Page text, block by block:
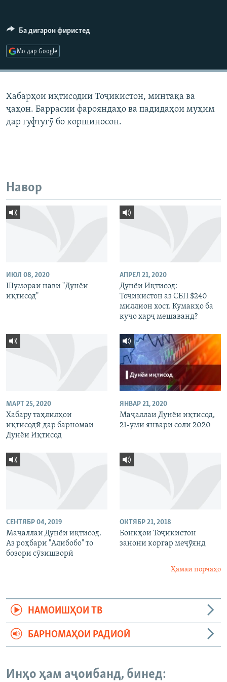
ПАЙГИРӢ КУНЕД
Ҳамаи сомонаҳои RFE/RL
Ба дигарон фиристед
Мо дар Google
Хабарҳои иқтисодии Тоҷикистон, минтақа ва
ҷаҳон. Баррасии фарояндаҳо ва падидаҳои муҳим
дар гуфтугӯ бо коршиносон.
Навор
ИЮЛ 08, 2020
Шумораи нави "Дунёи
иқтисод"
АПРЕЛ 21, 2020
Дунёи Иқтисод:
Тоҷикистон аз СБП $240
миллион хост. Кумакҳо ба
куҷо харҷ мешаванд?
МАРТ 25, 2020
Хабару таҳлилҳои
иқтисодӣ дар барномаи
Дунёи Иқтисод
ЯНВАР 21, 2020
Маҷаллаи Дунёи иқтисод,
21-уми январи соли 2020
СЕНТЯБР 04, 2019
Маҷаллаи Дунёи иқтисод.
Аз роҳбари "Алибобо" то
бозори сӯзишворӣ
ОКТЯБР 21, 2018
Бонкҳои Тоҷикистон
занони коргар меҷӯянд
Ҳамаи порчаҳо
НАМОИШҲОИ ТВ
БАРНОМАҲОИ РАДИОӢ
Инҳо ҳам аҷоибанд, бинед: